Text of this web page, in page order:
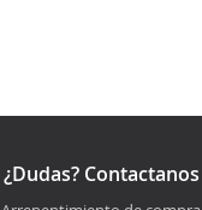
¿Dudas? Contactanos